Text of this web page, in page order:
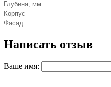
Глубина, мм
Корпус
Фасад
Написать отзыв
Ваше имя: